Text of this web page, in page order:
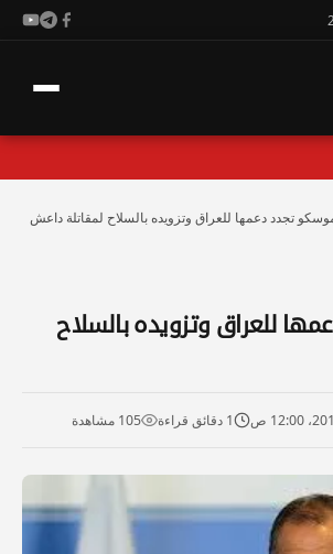
تجدد دعمها للعراق وتزويده بالسلاح لمقاتلة داعش
للعراق وتزويده بالسلاح
1 دقائق قراءة 105 مشاهدة